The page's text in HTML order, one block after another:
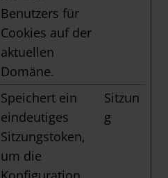
Benutzers für
Cookies auf der
aktuellen
Domäne.
Speichert ein
eindeutiges
Sitzungstoken,
um die
Sitzun
g